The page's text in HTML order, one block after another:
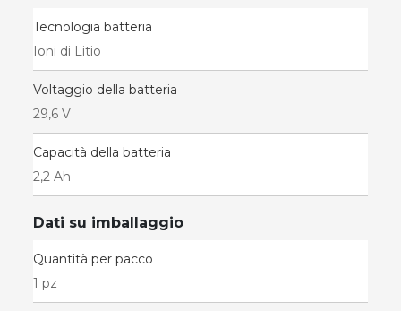
Tecnologia batteria
Ioni di Litio
Voltaggio della batteria
29,6 V
Capacità della batteria
2,2 Ah
Dati su imballaggio
Quantità per pacco
1 pz